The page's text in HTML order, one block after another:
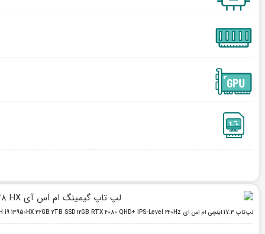
لپ‌تاپ 17.3 اینچی ام اس ای MSI GE78 HX 13 VH i9 13950HX 32GB 2TB SSD 12GB RTX 4080 QHD+ IPS-Level 240Hz